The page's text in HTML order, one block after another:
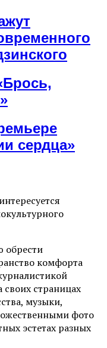
сердца»
обрести
комфорта
своих страницах
музыки,
фото
эстетах разных